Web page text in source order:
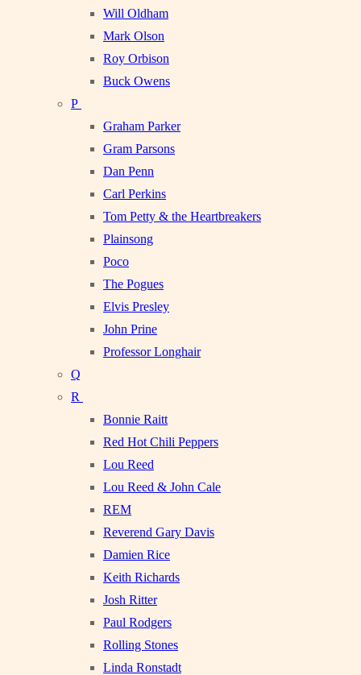
Will Oldham
Mark Olson
Roy Orbison
Buck Owens
P
Graham Parker
Gram Parsons
Dan Penn
Carl Perkins
Tom Petty & the Heartbreakers
Plainsong
Poco
The Pogues
Elvis Presley
John Prine
Professor Longhair
Q
R
Bonnie Raitt
Red Hot Chili Peppers
Lou Reed
Lou Reed & John Cale
REM
Reverend Gary Davis
Damien Rice
Keith Richards
Josh Ritter
Paul Rodgers
Rolling Stones
Linda Ronstadt